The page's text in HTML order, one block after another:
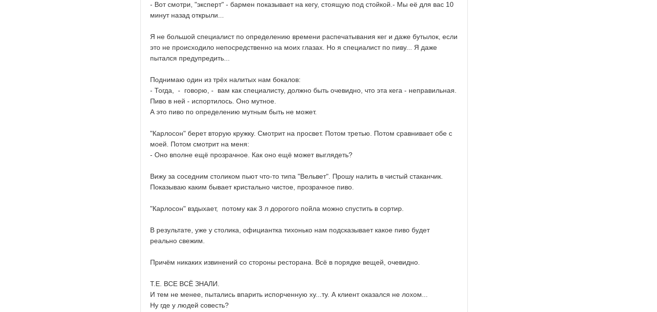
- Вот смотри, "эксперт" - бармен показывает на кегу, стоящую под стойкой.- Мы её для вас 10
минут назад открыли...
Я не большой специалист по определению времени распечатывания кег и даже бутылок, если
это не происходило непосредственно на моих глазах. Но я специалист по пиву... Я даже
пытался предупредить...
Поднимаю один из трёх налитых нам бокалов:
- Тогда, - говорю, - вам как специалисту, должно быть очевидно, что эта кега - неправильная.
Пиво в ней - испортилось. Оно мутное.
А это пиво по определению мутным быть не может.
"Карлосон" берет вторую кружку. Смотрит на просвет. Потом третью. Потом сравнивает обе с
моей. Потом смотрит на меня:
- Оно вполне ещё прозрачное. Как оно ещё может выглядеть?
Вижу за соседним столиком пьют что-то типа "Вельвет". Прошу налить в чистый стаканчик.
Показываю каким бывает кристально чистое, прозрачное пиво.
"Карлосон" вздыхает, потому как 3 л дорогого пойла можно спустить в сортир.
В результате, уже у столика, официантка тихонько нам подсказывает какое пиво будет
реально свежим.
Причём никаких извинений со стороны ресторана. Всё в порядке вещей, очевидно.
Т.Е. ВСЕ ВСЁ ЗНАЛИ.
И тем не менее, пытались впарить испорченную ху...ту. А клиент оказался не лохом...
Ну где у людей совесть?